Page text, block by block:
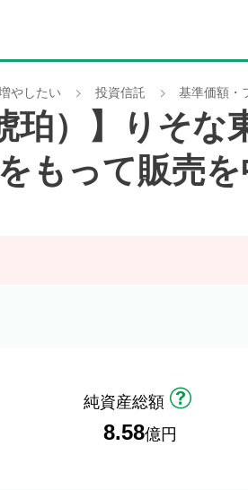
やしたい 投資信託 基準価額・
珀）】りそ
もって販売
純資産総額
8.58億円